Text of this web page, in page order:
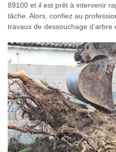
89100 et il est prêt à intervenir
tâche. Alors, confiez au
travaux de dessouchage d’arbre